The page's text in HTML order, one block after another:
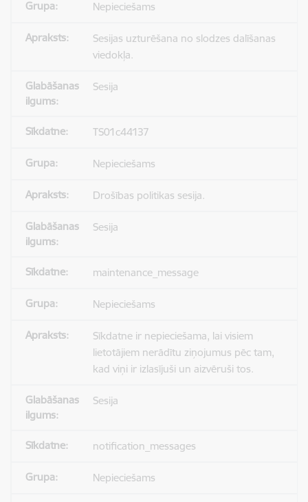
Nepieciešams
Sesijas uzturēšana no slodzes dalīšanas
viedokļa.
Sesija
TS01c44137
Nepieciešams
Drošības politikas sesija.
Sesija
maintenance_message
Nepieciešams
Sīkdatne ir nepieciešama, lai visiem
lietotājiem nerādītu ziņojumus pēc tam,
kad viņi ir izlasījuši un aizvēruši tos.
Sesija
notification_messages
Nepieciešams